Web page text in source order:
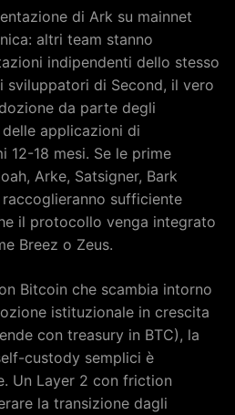
di Ark su mainnet
altri team stanno
indipendenti dello stesso
sviluppatori di Second, il vero
da parte degli
applicazioni di
12-18 mesi. Se le prime
Arke, Satsigner, Bark
sufficiente
il protocollo venga integrato
Breez o Zeus.
Bitcoin che scambia intorno
istituzionale in crescita
con treasury in BTC), la
custody semplici è
Un Layer 2 con friction
la transizione dagli